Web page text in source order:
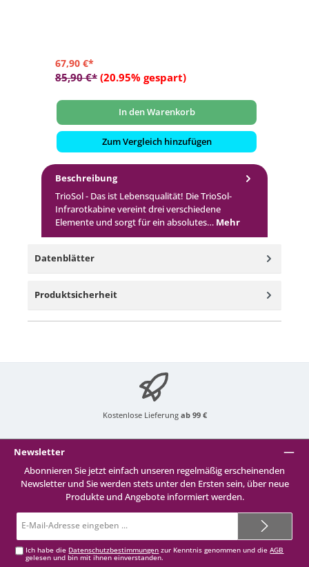
67,90 €*
85,90 €* (20.95% gespart)
In den Warenkorb
Zum Vergleich hinzufügen
Beschreibung
TrioSol - Das ist Lebensqualität! Die TrioSol-
Infrarotkabine vereint drei verschiedene
Elemente und sorgt für ein absolutes… Mehr
Datenblätter
Produktsicherheit
Kostenlose Lieferung ab 99 €
Newsletter
Abonnieren Sie jetzt einfach unseren regelmäßig erscheinenden
Newsletter und Sie werden stets unter den Ersten sein, über neue
Produkte und Angebote informiert werden.
Mail-
Ich habe die Datenschutzbestimmungen zur Kenntnis genommen und dieAGB
gelesen und bin mit ihnen einverstanden.